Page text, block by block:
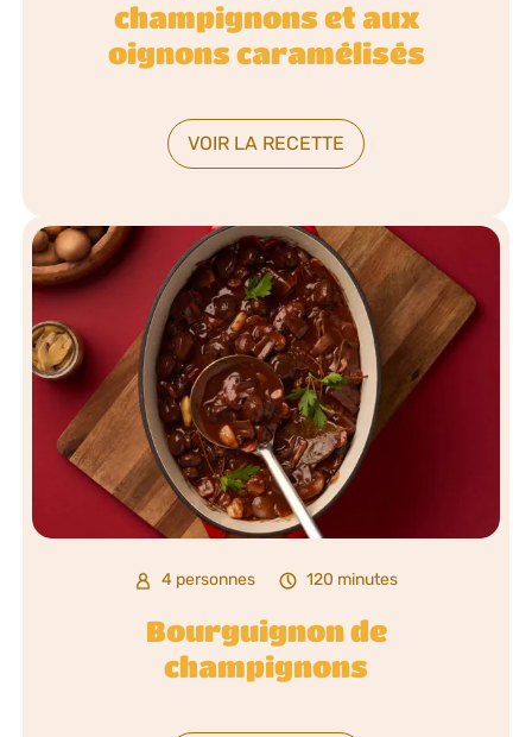
champignons et aux
oignons caramélisés
VOIR LA RECETTE
4 personnes 120 minutes
Bourguignon de
champignons